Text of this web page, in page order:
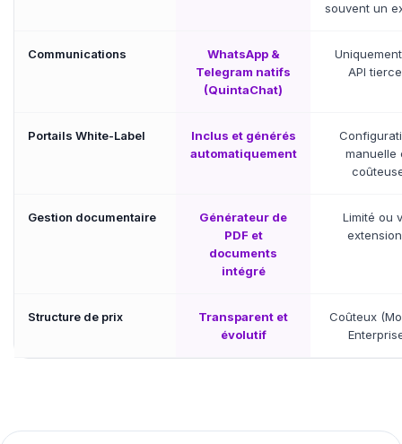
souvent un
Communications
WhatsApp &
Telegram natifs
(QuintaChat)
API
Portails White-Label
Inclus et générés
automatiquement
manuelle
Gestion documentaire
Générateur de
PDF et
documents
intégré
Limité ou
Structure de prix
Transparent et
évolutif
Coûteux